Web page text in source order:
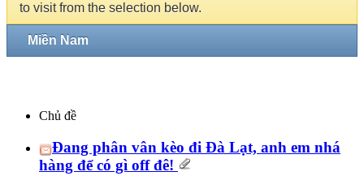
to visit from the selection below.
Miền Nam
Chủ đề
Đang phân vân kèo đi Đà Lạt, anh em nhá
hàng để có gì off đê!